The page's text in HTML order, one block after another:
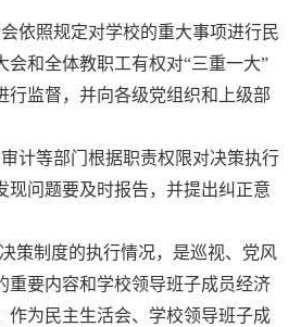
依照规定对学校的重大事项进行民
会和全体教职工有权对“三重一大”
行监督，并向各级党组织和上级部
计等部门根据职责权限对决策执行
现问题要及时报告，并提出纠正意
策制度的执行情况，是巡视、党风
重要内容和学校领导班子成员经济
作为民主生活会、学校领导班子成